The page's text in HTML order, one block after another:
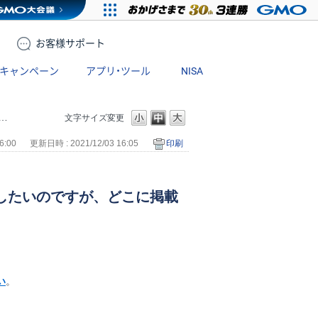
お客様サポート
キャンペーン アプリ・ツール NISA
文字サイズ変更
更新日時 : 2021/12/03 16:05 印刷
たいのですが、どこに掲載
。